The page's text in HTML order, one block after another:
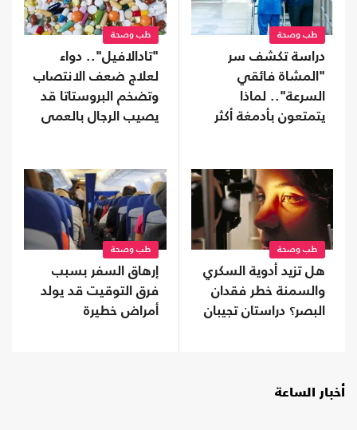
طب وصحة
دراسة تكشف سر
"المشاة فائقي
السرعة".. لماذا
يتمتعون بأدمغة أكثر
طب وصحة
"تادالافيل".. دواء
لعلاج ضعف الانتصاب
وتضخم البروستاتا قد
يصيب الرجال بالعمى
طب وصحة
هل تزيد أدوية السكري
والسمنة خطر فقدان
البصر؟ دراستان تجيبان
طب وصحة
إرهاق السفر بسبب
فرق التوقيت قد يولد
أمراض خطيرة
أخبار الساعة